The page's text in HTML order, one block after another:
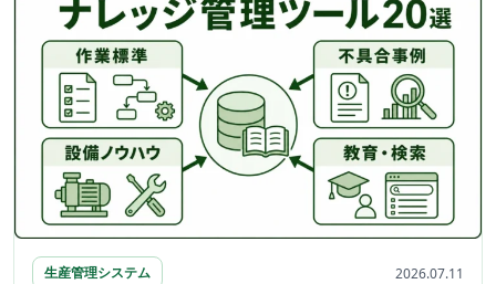
生産管理システム 2026.07.11